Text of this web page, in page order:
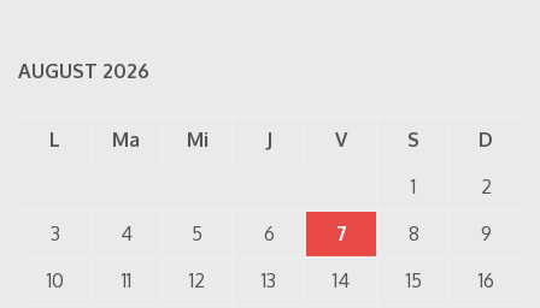
AUGUST 2026
L Ma Mi J V S
D
1
2
3
4 5 6 7 8
9
10
11 12 13 14 15 16